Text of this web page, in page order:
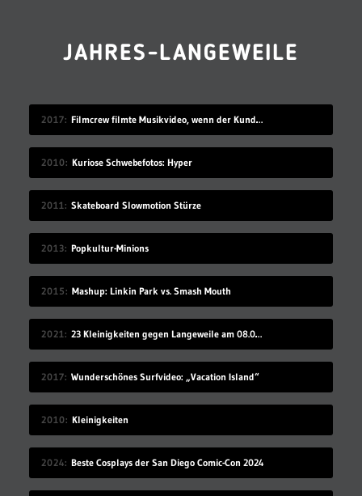
JAHRES-LANGEWEILE
2017 Filmcrew filmte Musikvideo, wenn der Kunde grad nicht hingeschaut hat
2010 Kuriose Schwebefotos: Hyper
2011 Skateboard Slowmotion Stürze
2013 Popkultur-Minions
2015 Mashup: Linkin Park vs. Smash Mouth
2021 23 Kleinigkeiten gegen Langeweile am 08.08.2021
2017 Wunderschönes Surfvideo: „Vacation Island“
2010 Kleinigkeiten
2024 Beste Cosplays der San Diego Comic-Con 2024